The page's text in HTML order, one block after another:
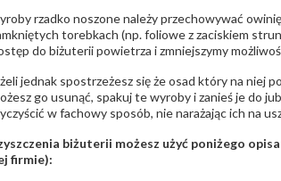
rzadko noszone należy przechowywać
torebkach (np. foliowe z zaciskiem
do biżuterii powietrza i zmniejszymy
jednak spostrzeżesz się że osad który na niej
go usunąć, spakuj te wyroby i zanieś je do
w fachowy sposób, nie narażając ich na
biżuterii możesz użyć poniżego
firmie):